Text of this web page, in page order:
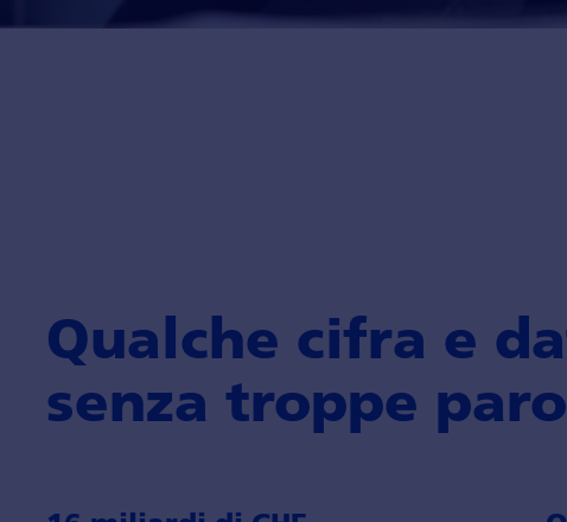
Qualche cifra e
senza troppe